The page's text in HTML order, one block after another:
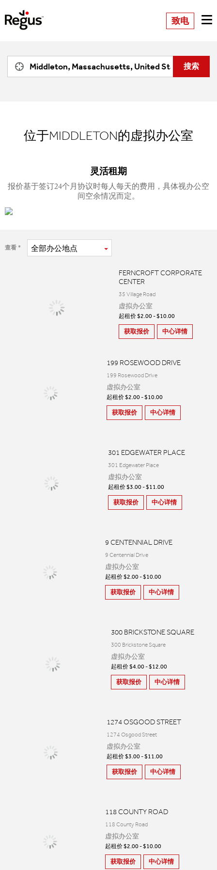
致电
位于MIDDLETON的虚拟办公室
灵活租期
报价基于签订24个月协议时每人每天的费用，具体视办公空
间空余情况而定。
查看 全部办公地点
FERNCROFT CORPORATE
CENTER
35 Village Road
虚拟办公室
起租价 $2.00 - $10.00
获取报价 中心详情
199 ROSEWOOD DRIVE
199 Rosewood Drive
虚拟办公室
起租价 $2.00 - $10.00
获取报价 中心详情
301 EDGEWATER PLACE
301 Edgewater Place
虚拟办公室
起租价 $3.00 - $11.00
获取报价 中心详情
9 CENTENNIAL DRIVE
9 Centennial Drive
虚拟办公室
起租价 $2.00 - $10.00
获取报价 中心详情
300 BRICKSTONE SQUARE
300 Brickstone Square
虚拟办公室
起租价 $4.00 - $12.00
获取报价 中心详情
1274 OSGOOD STREET
1274 Osgood Street
虚拟办公室
起租价 $3.00 - $11.00
获取报价 中心详情
118 COUNTY ROAD
118 County Road
虚拟办公室
起租价 $2.00 - $10.00
获取报价 中心详情